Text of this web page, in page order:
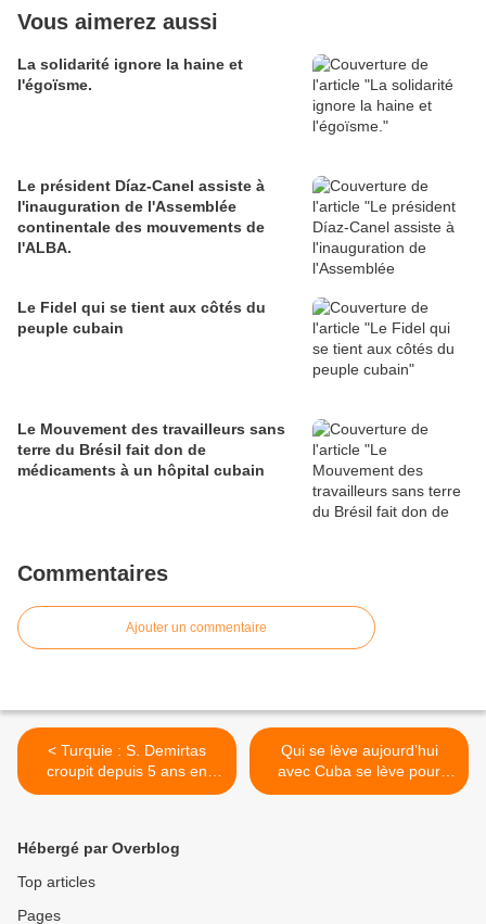
Vous aimerez aussi
La solidarité ignore la haine et
l'égoïsme.
Le président Díaz-Canel assiste à
l'inauguration de l'Assemblée
continentale des mouvements de
l'ALBA.
Le Fidel qui se tient aux côtés du
peuple cubain
Le Mouvement des travailleurs sans
terre du Brésil fait don de
médicaments à un hôpital cubain
Commentaires
Ajouter un commentaire
< Turquie : S. Demirtas
croupit depuis 5 ans en
prison
Qui se lève aujourd’hui
avec Cuba se lève pour
toujours >
Hébergé par Overblog
Top articles
Pages